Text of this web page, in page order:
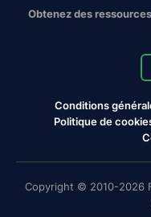
Obtenez des
Conditions
Politique de
Copyright © 2010-2026